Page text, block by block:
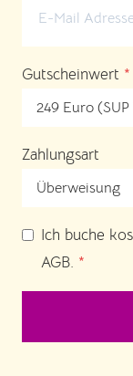
Gutscheinwert *
Zahlungsart
Ich buche
AGB. *